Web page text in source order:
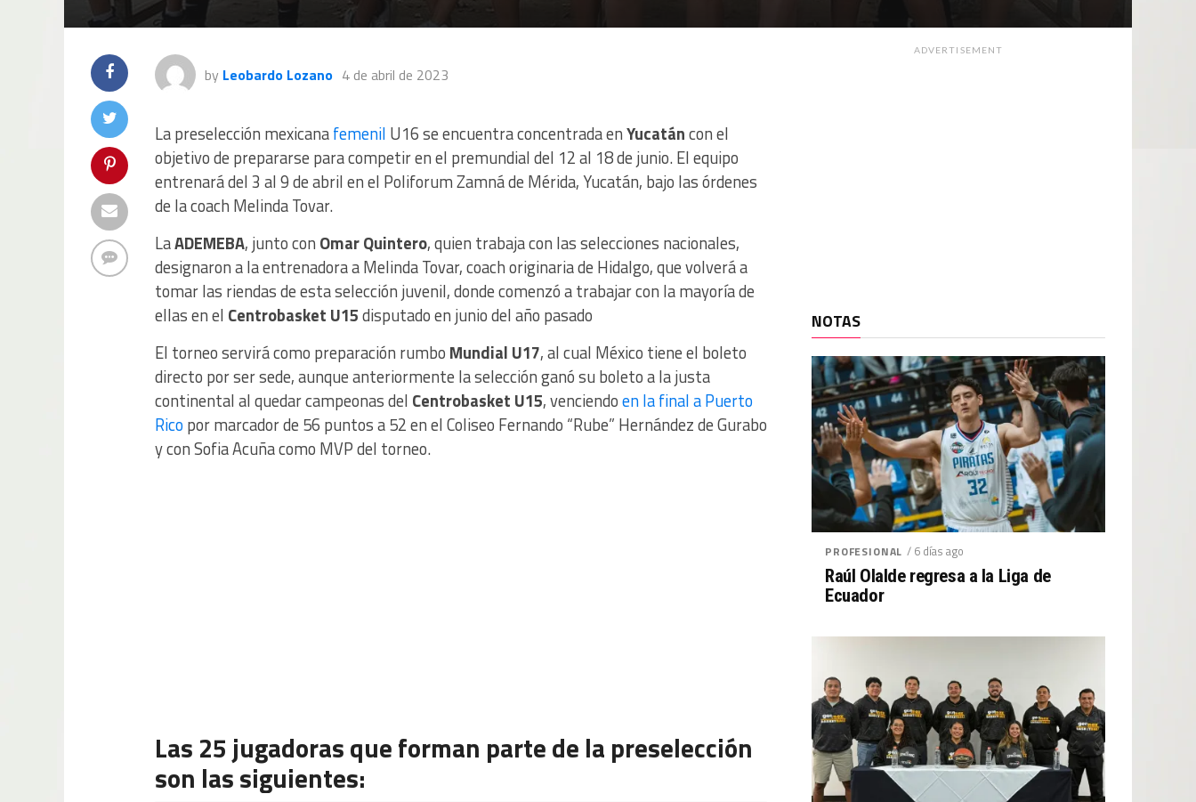
by Leobardo Lozano 4 de abril de 2023
La preselección mexicanafemenil U16 se encuentra concentrada enYucatáncon el
objetivo de prepararse para competir en el premundial del 12 al 18 de junio. El equipo
entrenará del 3 al 9 de abril en el Poliforum Zamná de Mérida, Yucatán, bajo las órdenes
de la coach Melinda Tovar.
LaADEMEBA, junto con Omar Quintero, quien trabaja con las selecciones nacionales,
designaron a la entrenadora a Melinda Tovar, coach originaria de Hidalgo, que volverá a
tomar las riendas de esta selección juvenil, donde comenzó a trabajar con la mayoría de
ellas en el Centrobasket U15disputado en junio del año pasado
El torneo servirá como preparación rumbo Mundial U17, al cual México tiene el boleto
directo por ser sede, aunque anteriormente la selección ganó su boleto a la justa
continental al quedar campeonas del Centrobasket U15, venciendoen la final a Puerto
Rico por marcador de 56 puntos a 52 en el Coliseo Fernando “Rube” Hernández de Gurabo
y con Sofia Acuña como MVP del torneo.
Las 25 jugadoras que forman parte de la preselección
son las siguientes:
ADVERTISEMENT
NOTAS
PROFESIONAL / 6 días ago
Raúl Olalde regresa a la Liga de
Ecuador